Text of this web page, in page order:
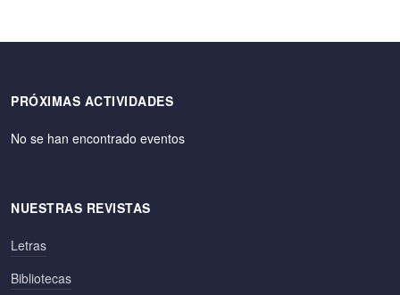
PRÓXIMAS ACTIVIDADES
No se han encontrado eventos
NUESTRAS REVISTAS
Letras
Bibliotecas